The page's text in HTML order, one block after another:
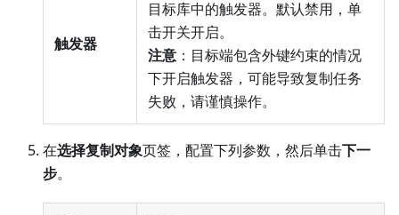
触发器
目标库中的触发器。默认禁用，单
击开关开启。
注意 ：目标端包含外键约束的情况
下开启触发器，可能导致复制任务
失败，请谨慎操作。
在选择复制对象页签，配置下列参数，然后单击下一
步。